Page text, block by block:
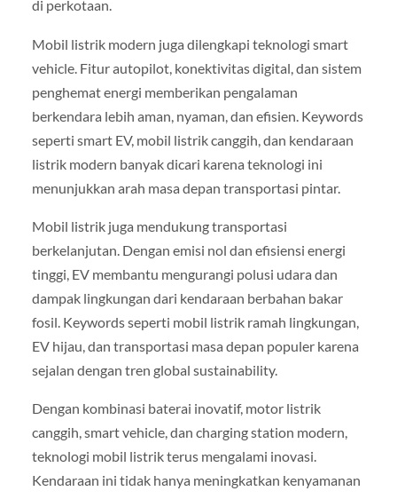
di perkotaan.
Mobil listrik modern juga dilengkapi teknologi smart
vehicle. Fitur autopilot, konektivitas digital, dan sistem
penghemat energi memberikan pengalaman
berkendara lebih aman, nyaman, dan efisien. Keywords
seperti smart EV, mobil listrik canggih, dan kendaraan
listrik modern banyak dicari karena teknologi ini
menunjukkan arah masa depan transportasi pintar.
Mobil listrik juga mendukung transportasi
berkelanjutan. Dengan emisi nol dan efisiensi energi
tinggi, EV membantu mengurangi polusi udara dan
dampak lingkungan dari kendaraan berbahan bakar
fosil. Keywords seperti mobil listrik ramah lingkungan,
EV hijau, dan transportasi masa depan populer karena
sejalan dengan tren global sustainability.
Dengan kombinasi baterai inovatif, motor listrik
canggih, smart vehicle, dan charging station modern,
teknologi mobil listrik terus mengalami inovasi.
Kendaraan ini tidak hanya meningkatkan kenyamanan